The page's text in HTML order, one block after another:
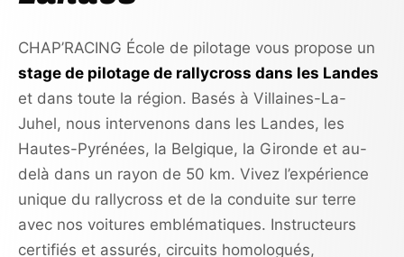
CHAP’RACING École de pilotage vous propose un
stage de pilotage de rallycross dans les Landes
et dans toute la région. Basés à Villaines-La-
Juhel, nous intervenons dans les Landes, les
Hautes-Pyrénées, la Belgique, la Gironde et au-
delà dans un rayon de 50 km. Vivez l’expérience
unique du rallycross et de la conduite sur terre
avec nos voitures emblématiques. Instructeurs
certifiés et assurés, circuits homologués,